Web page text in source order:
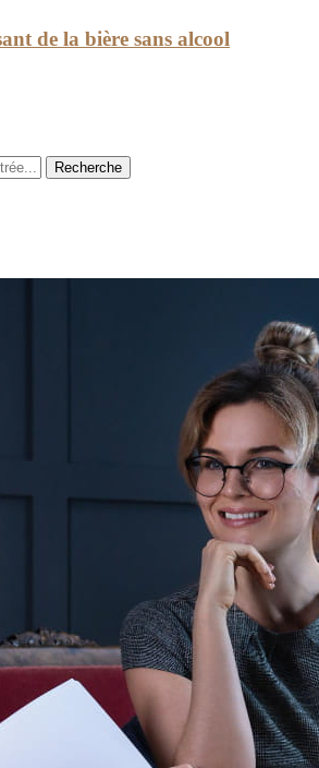
de la bière sans alcool